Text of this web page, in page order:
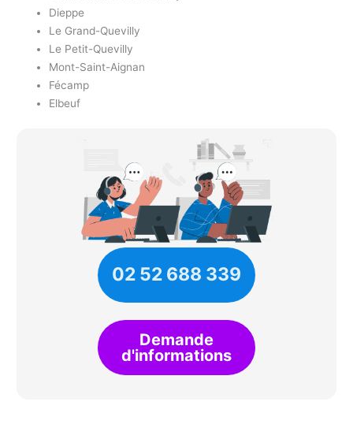
Dieppe
Le Grand-Quevilly
Le Petit-Quevilly
Mont-Saint-Aignan
Fécamp
Elbeuf
02 52 688 339
Demande
d'informations